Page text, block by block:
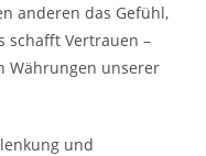
anderen das Gefühl,
schafft Vertrauen –
Währungen unserer
und